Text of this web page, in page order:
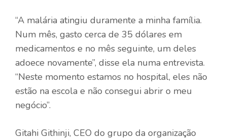
“A malária atingiu duramente a minha família.
Num mês, gasto cerca de 35 dólares em
medicamentos e no mês seguinte, um deles
adoece novamente”, disse ela numa entrevista.
“Neste momento estamos no hospital, eles não
estão na escola e não consegui abrir o meu
negócio”.
Gitahi Githinji, CEO do grupo da organização